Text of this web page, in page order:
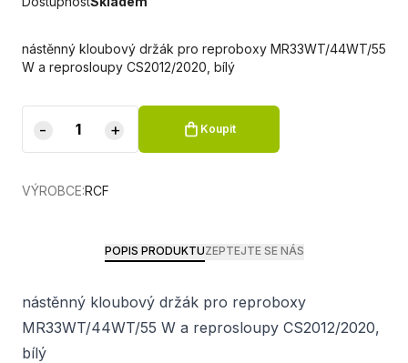
nástěnný kloubový držák pro reproboxy MR33WT/44WT/55
W a reprosloupy CS2012/2020, bílý
- + Koupit
VÝROBCE:RCF
POPIS PRODUKTUZEPTEJTE SE NÁS
nástěnný kloubový držák pro reproboxy
MR33WT/44WT/55 W a reprosloupy CS2012/2020,
bílý